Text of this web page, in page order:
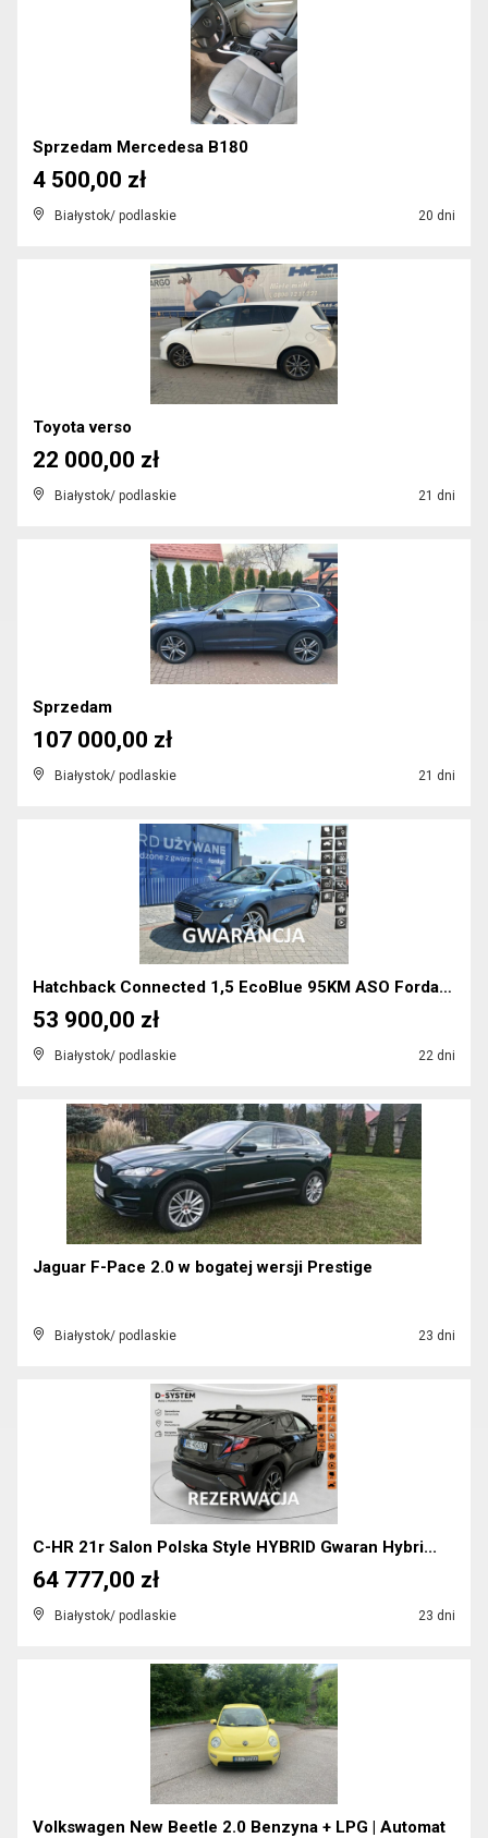
Sprzedam Mercedesa B180
Białystok/ podlaskie 20 dni
4 500,00 zł
Toyota verso
Białystok/ podlaskie 21 dni
22 000,00 zł
Sprzedam
Białystok/ podlaskie 21 dni
107 000,00 zł
Hatchback Connected 1,5 EcoBlue 95KM ASO Forda Gwa...
Białystok/ podlaskie 22 dni
53 900,00 zł
Jaguar F-Pace 2.0 w bogatej wersji Prestige
Białystok/ podlaskie 23 dni
C-HR 21r Salon Polska Style HYBRID Gwaran Hybri...
Białystok/ podlaskie 23 dni
64 777,00 zł
Volkswagen New Beetle 2.0 Benzyna + LPG | Automat